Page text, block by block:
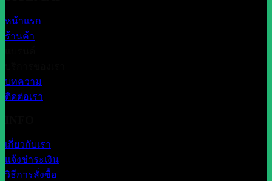
หน้าแรก
ร้านค้า
บทความ
ติดต่อเรา
เกี่ยวกับเรา
แจ้งชำระเงิน
วิธีการสั่งซื้อ